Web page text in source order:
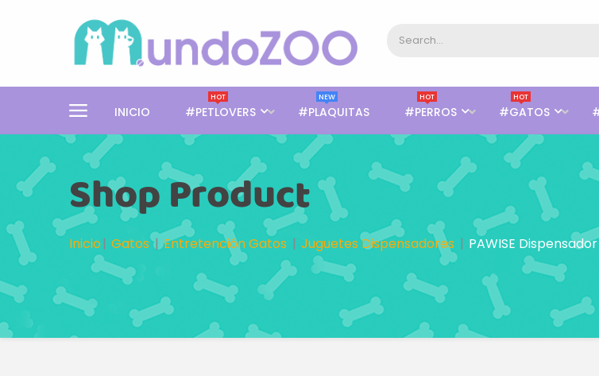
INICIO #PETLOVERS
HOT
#PLAQUITAS
NEW
#PERROS
HOT
#GATOS
HOT
Shop Product
Inicio Gatos Entretención Gatos Juguetes Dispensadores PAWISE